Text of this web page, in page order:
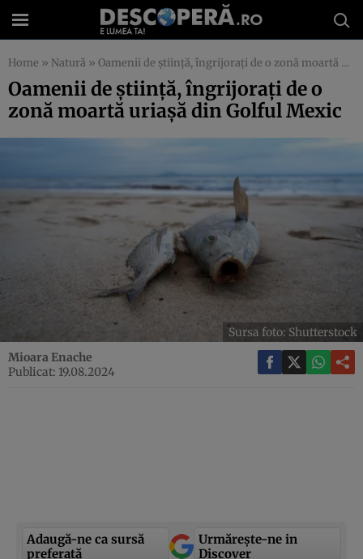
Home » Natură » Oamenii de știință, îngrijorați de o zonă moartă uriașă din Golful Mexic
Oamenii de știință, îngrijorați de o
zonă moartă uriașă din Golful Mexic
Sursa foto: Shutterstock
Mioara Enache
Publicat: 19.08.2024
Adaugă-ne ca sursă
preferată
Urmărește-ne in
Discover